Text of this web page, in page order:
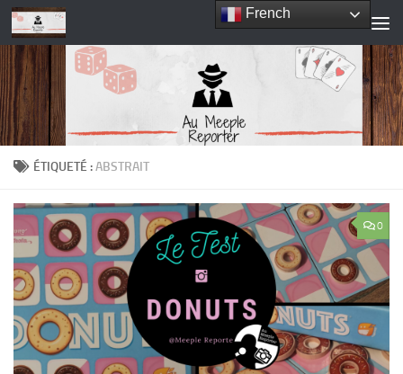
Skip to content
ÉTIQUETÉ :ABSTRAIT
0
French